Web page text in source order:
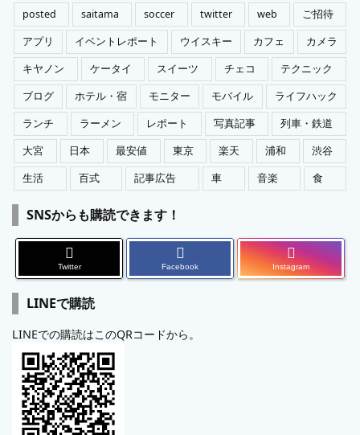
posted
saitama soccer twitter web
ご招待
アプリ
イベントレポート ウイスキー カフェ
カメラ
キヤノン
ケータイ スイーツ チェコ
テクニック
ブログ
ホテル・宿 モニター モバイル
ライフハック
ランチ
ラーメン レポート 写真記事
列車・鉄道
大宮
日本 最安値 東京 楽天 浦和
渋谷
生活
百式 記事広告 車 音楽 食
SNSからも購読できます！
Twitter Facebook Instagram
LINEで購読
LINEでの購読はこのQRコードから。